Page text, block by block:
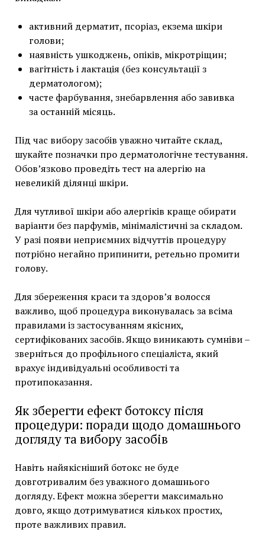
активний дерматит, псоріаз, екзема шкіри
голови;
наявність ушкоджень, опіків, мікротріщин;
вагітність і лактація (без консультації з
дерматологом);
часте фарбування, знебарвлення або завивка
за останній місяць.
Під час вибору засобів уважно читайте склад,
шукайте позначки про дерматологічне тестування.
Обов’язково проведіть тест на алергію на
невеликій ділянці шкіри.
Для чутливої шкіри або алергіків краще обирати
варіанти без парфумів, мінімалістичні за складом.
У разі появи неприємних відчуттів процедуру
потрібно негайно припинити, ретельно промити
голову.
Для збереження краси та здоров’я волосся
важливо, щоб процедура виконувалась за всіма
правилами із застосуванням якісних,
сертифікованих засобів. Якщо виникають сумніви –
зверніться до профільного спеціаліста, який
врахує індивідуальні особливості та
протипоказання.
Як зберегти ефект ботоксу після
процедури: поради щодо домашнього
догляду та вибору засобів
Навіть найякісніший ботокс не буде
довготривалим без уважного домашнього
догляду. Ефект можна зберегти максимально
довго, якщо дотримуватися кількох простих,
проте важливих правил.